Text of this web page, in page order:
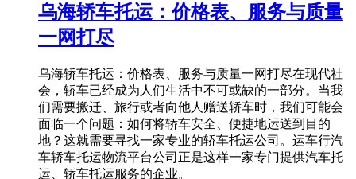
乌海轿车托运：价格表、服务与质量
一网打尽
乌海轿车托运：价格表、服务与质量一网打尽在现代社
会，轿车已经成为人们生活中不可或缺的一部分。当我
们需要搬迁、旅行或者向他人赠送轿车时，我们可能会
面临一个问题：如何将轿车安全、便捷地运送到目的
地？这就需要寻找一家专业的轿车托运公司。运车行汽
车轿车托运物流平台公司正是这样一家专门提供汽车托
运、轿车托运服务的企业。